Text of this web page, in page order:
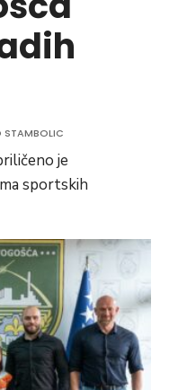
STAMBOLIC
je
sportskih